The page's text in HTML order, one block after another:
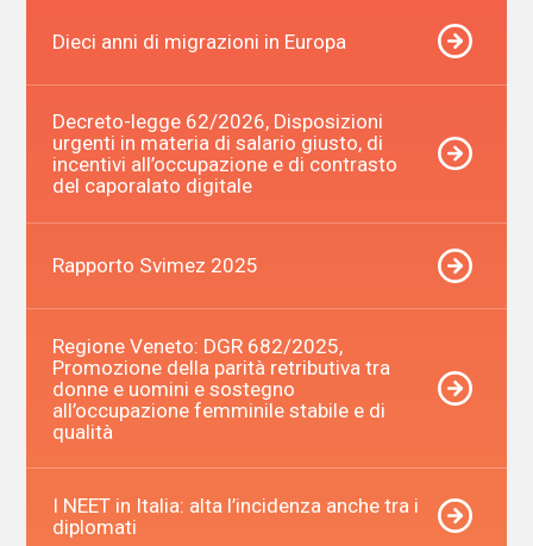
Dieci anni di migrazioni in Europa
Decreto-legge 62/2026, Disposizioni
urgenti in materia di salario giusto, di
incentivi all’occupazione e di contrasto
del caporalato digitale
Rapporto Svimez 2025
Regione Veneto: DGR 682/2025,
Promozione della parità retributiva tra
donne e uomini e sostegno
all’occupazione femminile stabile e di
qualità
I NEET in Italia: alta l’incidenza anche tra i
diplomati